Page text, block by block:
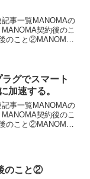
事一覧MANOMAの
契約後のこ
のこと②MANOMA
グでスマート
加速する。
事一覧MANOMAの
契約後のこ
のこと②MANOMA
のこと②